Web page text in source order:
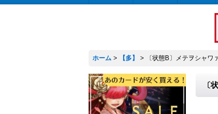
ホーム > 【多】 > 〔状態B〕メテヲシャ
〔